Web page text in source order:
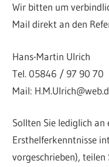
Wir bitten um
Mail direkt an den
Hans-Martin Ulrich
Tel. 05846 / 97 90 70
Mail:
Sollten Sie lediglich
Ersthelferkenntnisse
vorgeschrieben),